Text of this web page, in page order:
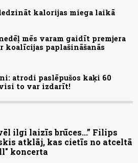
kalorijas miega laikā
mēs varam gaidīt premjera
koalīcijas paplašināšanās
atrodi paslēpušos kaķi 60
visi to var izdarīt!
ilgi laizīs brūces...” Filips
atklāj, kas cietīs no atceltā
koncerta